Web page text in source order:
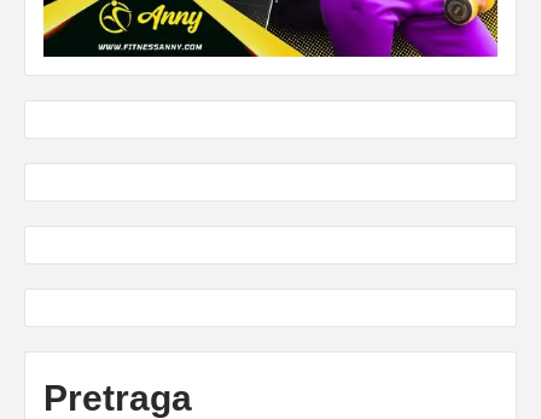
Pretraga